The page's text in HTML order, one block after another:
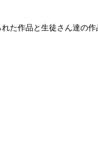
た作品と生徒さん達の作